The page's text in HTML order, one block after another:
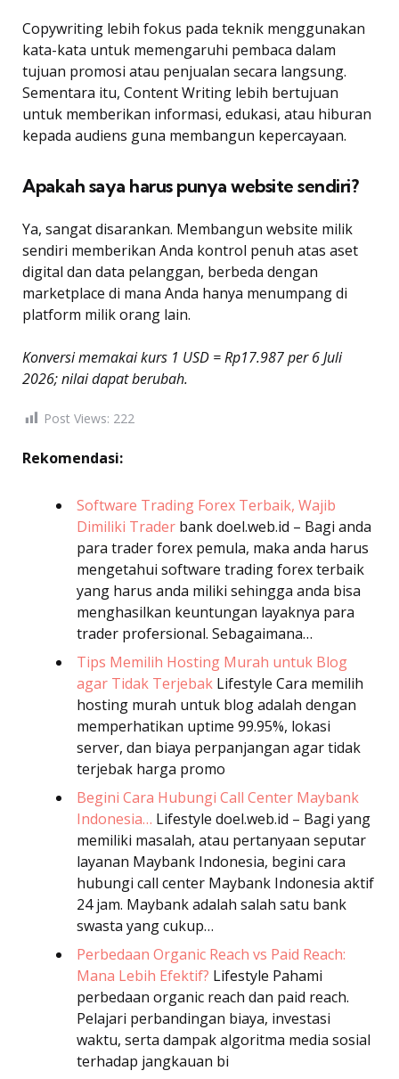
Copywriting lebih fokus pada teknik menggunakan
kata-kata untuk memengaruhi pembaca dalam
tujuan promosi atau penjualan secara langsung.
Sementara itu, Content Writing lebih bertujuan
untuk memberikan informasi, edukasi, atau hiburan
kepada audiens guna membangun kepercayaan.
Apakah saya harus punya website sendiri?
Ya, sangat disarankan. Membangun website milik
sendiri memberikan Anda kontrol penuh atas aset
digital dan data pelanggan, berbeda dengan
marketplace di mana Anda hanya menumpang di
platform milik orang lain.
Konversi memakai kurs 1 USD = Rp17.987 per 6 Juli
2026; nilai dapat berubah.
Post Views: 222
Rekomendasi:
Software Trading Forex Terbaik, Wajib
Dimiliki Trader bankdoel.web.id – Bagi anda
para trader forex pemula, maka anda harus
mengetahui software trading forex terbaik
yang harus anda miliki sehingga anda bisa
menghasilkan keuntungan layaknya para
trader profersional. Sebagaimana…
Tips Memilih Hosting Murah untuk Blog
agar Tidak Terjebak Lifestyle Cara memilih
hosting murah untuk blog adalah dengan
memperhatikan uptime 99.95%, lokasi
server, dan biaya perpanjangan agar tidak
terjebak harga promo
Begini Cara Hubungi Call Center Maybank
Indonesia… Lifestyle doel.web.id – Bagi yang
memiliki masalah, atau pertanyaan seputar
layanan Maybank Indonesia, begini cara
hubungi call center Maybank Indonesia aktif
24 jam. Maybank adalah salah satu bank
swasta yang cukup…
Perbedaan Organic Reach vs Paid Reach:
Mana Lebih Efektif? Lifestyle Pahami
perbedaan organic reach dan paid reach.
Pelajari perbandingan biaya, investasi
waktu, serta dampak algoritma media sosial
terhadap jangkauan bi